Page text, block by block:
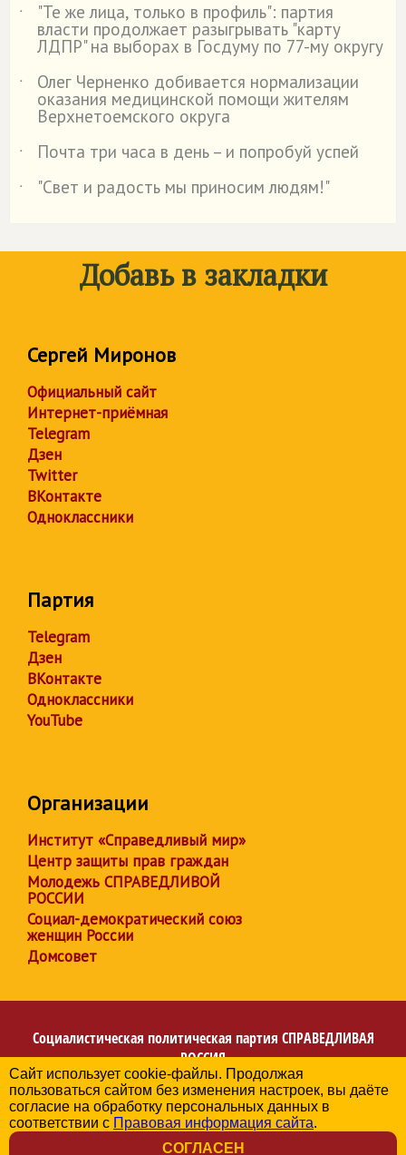
˙
"Те же лица, только в профиль": партия
власти продолжает разыгрывать "карту
ЛДПР" на выборах в Госдуму по 77-му округу
˙
Олег Черненко добивается нормализации
оказания медицинской помощи жителям
Верхнетоемского округа
˙
Почта три часа в день – и попробуй успей
˙
"Свет и радость мы приносим людям!"
Добавь в закладки
Сергей Миронов
Официальный сайт
Интернет-приёмная
Telegram
Дзен
Twitter
ВКонтакте
Одноклассники
Партия
Telegram
Дзен
ВКонтакте
Одноклассники
YouTube
Организации
Институт «Справедливый мир»
Центр защиты прав граждан
Молодежь СПРАВЕДЛИВОЙ
РОССИИ
Социал-демократический союз
женщин России
Домсовет
Социалистическая политическая партия СПРАВЕДЛИВАЯ
РОССИЯ
Региональное отделение партии в Архангельской
области
© 2006-2026
Политика в отношении обработки персональных данных
Сайт использует cookie-файлы. Продолжая
пользоваться сайтом без изменения настроек, вы даёте
согласие на обработку персональных данных в
соответствии с Правовая информация сайта.
СОГЛАСЕН